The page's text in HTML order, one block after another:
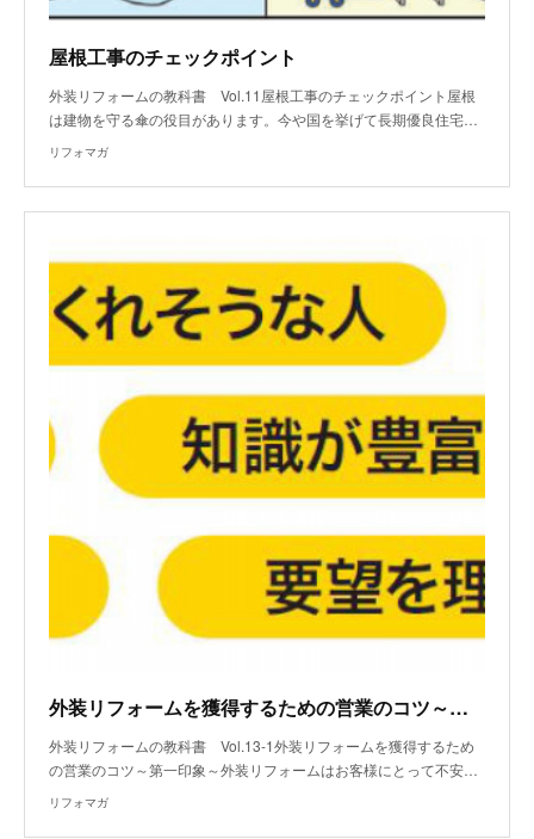
屋根工事のチェックポイント
外装リフォームの教科書 Vol.11屋根工事のチェックポイント屋根
は建物を守る傘の役目があります。今や国を挙げて長期優良住宅…
リフォマガ
外装リフォームを獲得するための営業のコツ～第一印象～
外装リフォームの教科書 Vol.13-1外装リフォームを獲得するため
の営業のコツ～第一印象～外装リフォームはお客様にとって不安…
リフォマガ